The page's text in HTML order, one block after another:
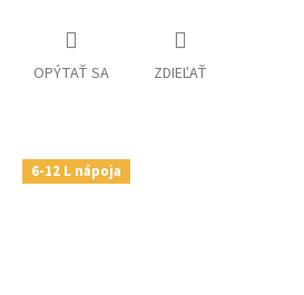
OPÝTAŤ SA ZDIEĽAŤ
6-12 L nápoja